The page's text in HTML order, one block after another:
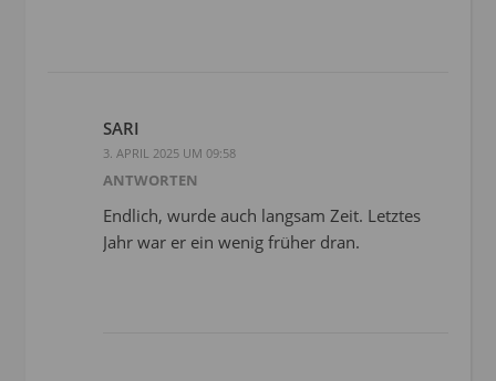
SARI
3. APRIL 2025 UM 09:58
ANTWORTEN
Endlich, wurde auch langsam Zeit. Letztes
Jahr war er ein wenig früher dran.